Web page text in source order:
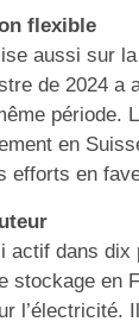
flexible
aussi sur
de 2024 a
période.
en
efforts en
actif dans dix
stockage en
l’électricité.